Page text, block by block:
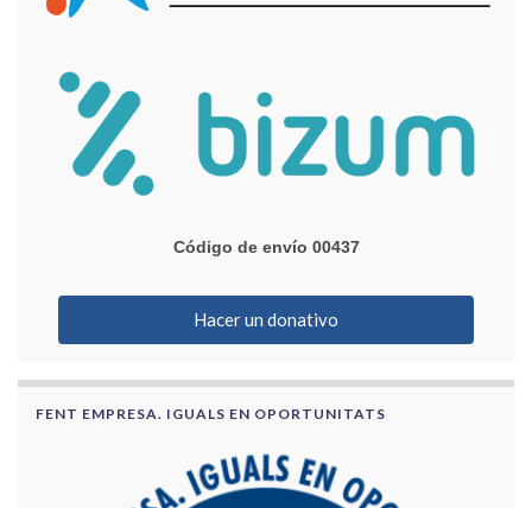
Código de envío 00437
Hacer un donativo
FENT EMPRESA. IGUALS EN OPORTUNITATS